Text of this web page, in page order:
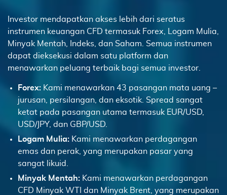
Investor mendapatkan akses lebih dari seratus
instrumen keuangan CFD termasuk Forex, Logam Mulia,
Minyak Mentah, Indeks, dan Saham. Semua instrumen
dapat dieksekusi dalam satu platform dan
menawarkan peluang terbaik bagi semua investor.
Forex: Kami menawarkan 43 pasangan mata uang –
jurusan, persilangan, dan eksotik. Spread sangat
ketat pada pasangan utama termasuk EUR/USD,
USD/JPY, dan GBP/USD.
Logam Mulia: Kami menawarkan perdagangan
emas dan perak, yang merupakan pasar yang
sangat likuid.
Minyak Mentah: Kami menawarkan perdagangan
CFD Minyak WTI dan Minyak Brent, yang merupakan